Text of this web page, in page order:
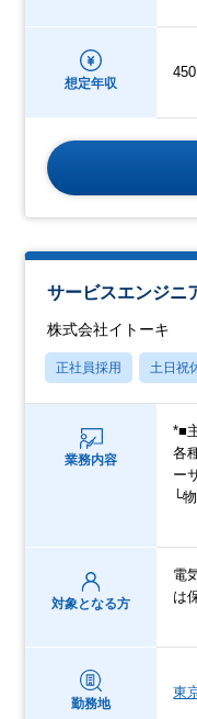
想定年収
サービスエンジニ
株式会社イトーキ
正社員採用 土日祝
業務内容
*■
各
ー
└
対象となる方
電
は
勤務地
東